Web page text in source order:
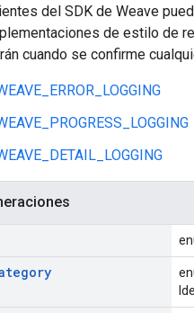
del SDK de Weave
de estilo de
cuando se confirme